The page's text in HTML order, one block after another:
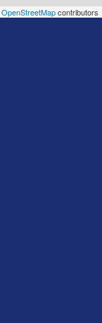
OpenStreetMapcontributors